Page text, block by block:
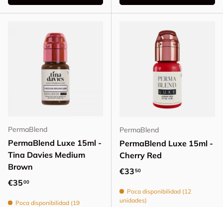
PermaBlend
PermaBlend Luxe 15ml -
Tina Davies Medium
Brown
Precio normal
€3500
Poca disponibilidad (19
PermaBlend
PermaBlend Luxe 15ml -
Cherry Red
Precio normal
€3350
Poca disponibilidad (12
unidades)